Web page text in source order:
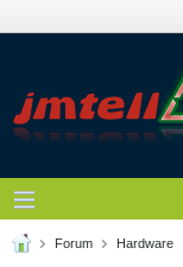
Forum Hardware